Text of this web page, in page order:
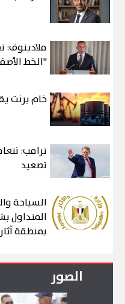
ملادينوف:
"الخط
خام برنت يقترب
ترامب:
تصعيد
السياحة
المتداول
بمنطقة
الصور